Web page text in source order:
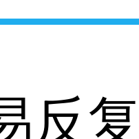
反